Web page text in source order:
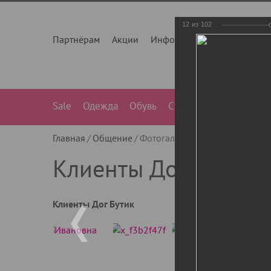
Партнёрам Акции Инфо О нас
Sale Одежда Обувь Сумки
Главная Общение Фотогалерея
Клиенты Дог Бутик
Клиенты Дог Бутик
12 из 102